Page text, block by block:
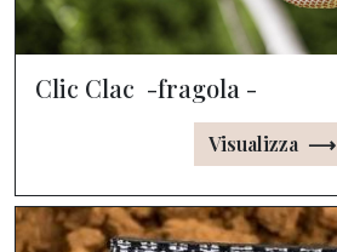
Clic Clac -fragola -
Visualizza ⟶